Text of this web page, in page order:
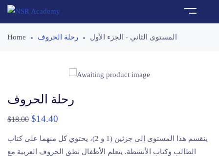
Home المستوى الثاني - الجزء الأول رحلة الحروف
رحلة الحروف
$18.00 $14.40
ينقسم هذا المستوى إلى جزئين (1 و 2)، يحتوي كل منهما على كتاب
الطالب وكتاب الأنشطة. يتعلم الأطفال نطق الحروف العربية مع